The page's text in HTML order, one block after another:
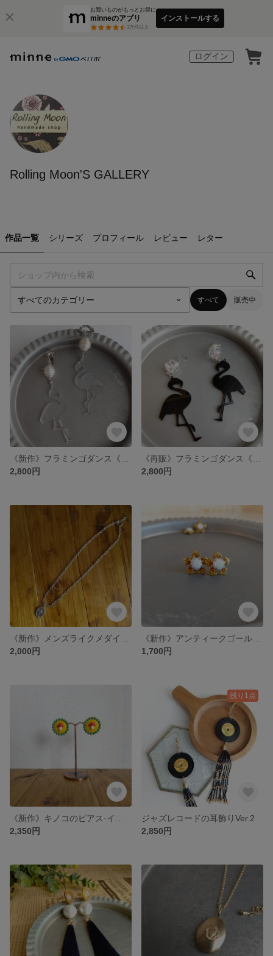
お買いものがもっとお得に
minneのアプリ
3万件以上
インストールする
ログイン
Rolling Moon'S GALLERY
作品一覧 シリーズ プロフィール レビュー レター
すべて 販売中
2,800円
2,800円
2,000円
1,700円
2,350円
残り1点
ジャズレコードの耳飾りVer.2
2,850円